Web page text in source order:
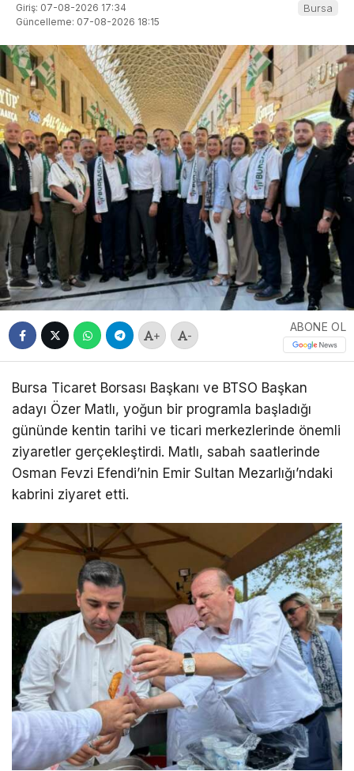
Giriş: 07-08-2026 17:34
Güncelleme: 07-08-2026 18:15
Bursa
+ -
ABONE OL
Bursa Ticaret Borsası Başkanı ve BTSO Başkan
adayı Özer Matlı, yoğun bir programla başladığı
gününde kentin tarihi ve ticari merkezlerinde önemli
ziyaretler gerçekleştirdi. Matlı, sabah saatlerinde
Osman Fevzi Efendi’nin Emir Sultan Mezarlığı’ndaki
kabrini ziyaret etti.